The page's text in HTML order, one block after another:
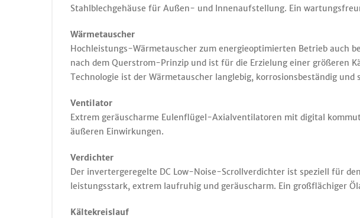
Stahlblechgehäuse für Außen- und Innenaufstellung. Ein
Wärmetauscher
Hochleistungs-Wärmetauscher zum energieoptimierten Betrieb auch
nach dem Querstrom-Prinzip und ist für die Erzielung einer größeren
Technologie ist der Wärmetauscher langlebig, korrosionsbeständig
Ventilator
Extrem geräuscharme Eulenflügel-Axialventilatoren mit digital
äußeren Einwirkungen.
Verdichter
Der invertergeregelte DC Low-Noise-Scrollverdichter ist speziell für
leistungsstark, extrem laufruhig und geräuscharm. Ein großflächiger
Kältekreislauf